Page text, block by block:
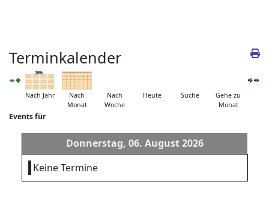
Terminkalender
Nach Jahr
Nach
Monat
Nach
Woche
Heute Suche
Gehe zu
Monat
Events für
Donnerstag, 06. August 2026
Keine Termine